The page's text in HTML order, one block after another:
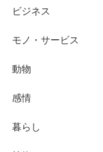
ビジネス
モノ・サービス
動物
感情
暮らし